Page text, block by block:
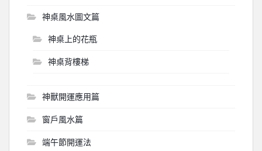
神桌風水圖文篇
神桌上的花瓶
神桌背樓梯
神獸開運應用篇
窗戶風水篇
端午節開運法